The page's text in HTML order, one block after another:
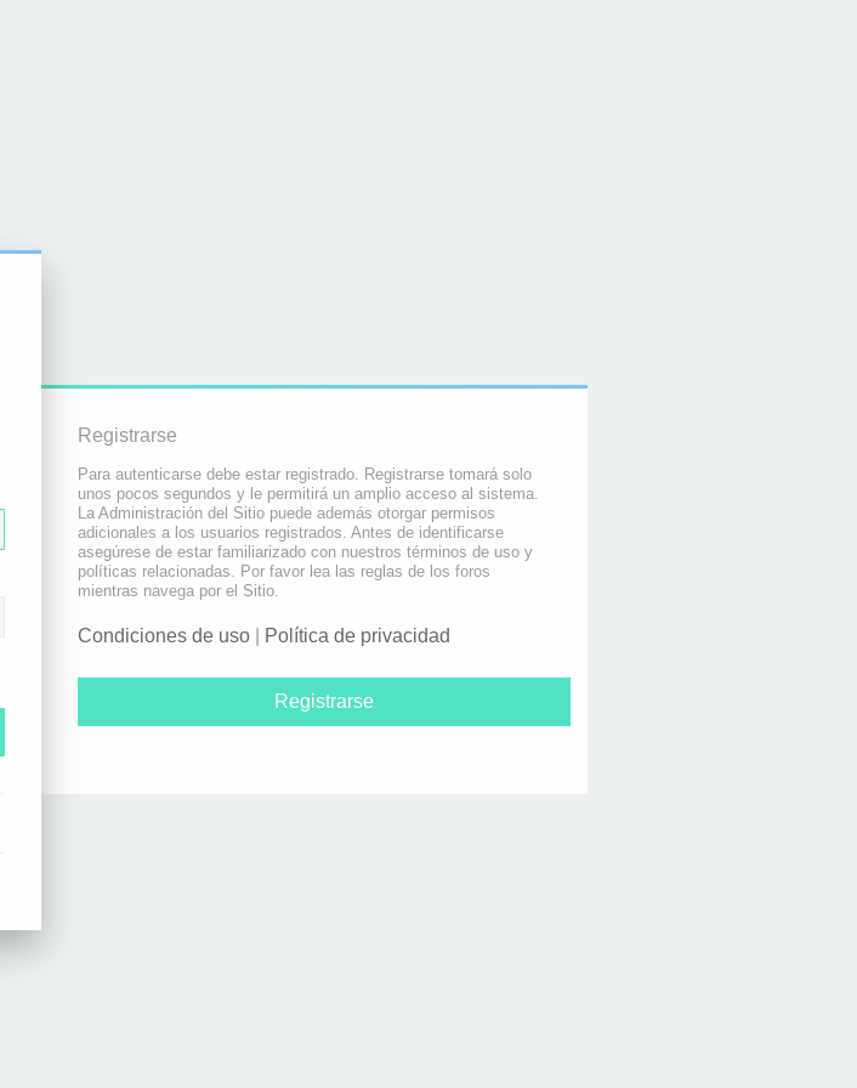
Registrarse
Para autenticarse debe estar registrado. Registrarse tomará solo
unos pocos segundos y le permitirá un amplio acceso al sistema.
La Administración del Sitio puede además otorgar permisos
adicionales a los usuarios registrados. Antes de identificarse
asegúrese de estar familiarizado con nuestros términos de uso y
políticas relacionadas. Por favor lea las reglas de los foros
mientras navega por el Sitio.
Condiciones de uso Política de privacidad
Registrarse